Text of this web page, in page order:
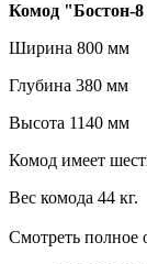
Комод "Бостон-
Ширина 800 мм
Глубина 380 мм
Высота 1140 мм
Комод имеет
Вес комода 44 кг.
Смотреть полное